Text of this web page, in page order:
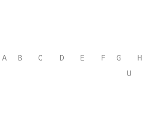
A B C D E F G H
U